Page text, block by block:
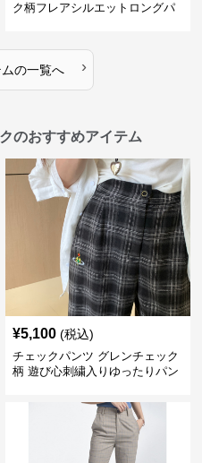
ク柄フレアシルエットロングパ
の一覧へ ›
のおすすめアイテム
¥5,100 (税込)
チェックパンツ グレンチェック
柄 遊び心刺繍入りゆったりパン